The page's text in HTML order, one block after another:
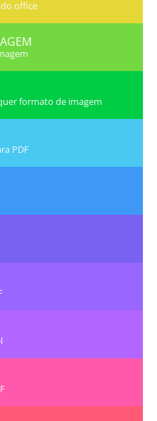
office
formato de imagem
PDF